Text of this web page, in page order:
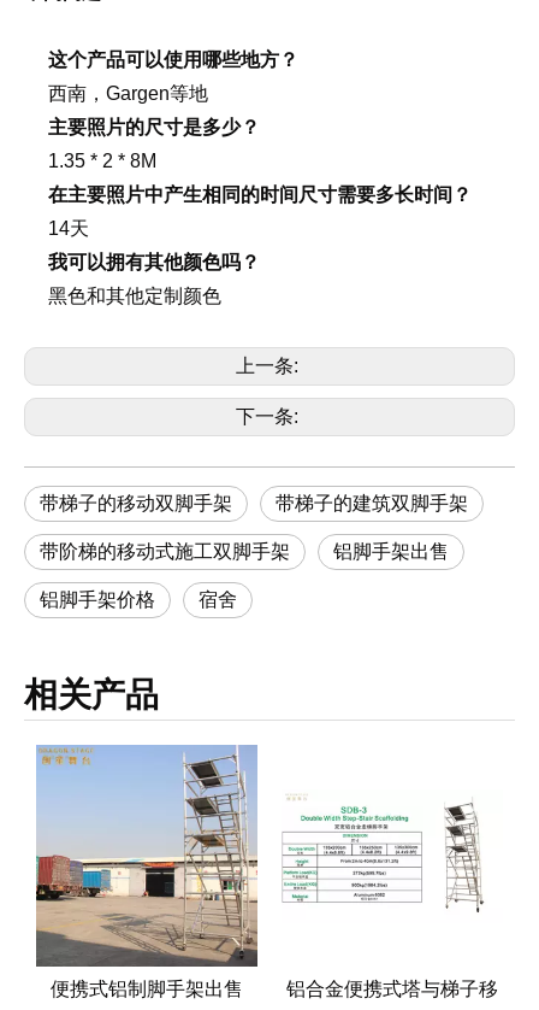
这个产品可以使用哪些地方？
西南，Gargen等地
主要照片的尺寸是多少？
1.35 * 2 * 8M
在主要照片中产生相同的时间尺寸需要多长时间？
14天
我可以拥有其他颜色吗？
黑色和其他定制颜色
上一条:
下一条:
带梯子的移动双脚手架 带梯子的建筑双脚手架
带阶梯的移动式施工双脚手架 铝脚手架出售
铝脚手架价格 宿舍
相关产品
便携式铝制脚手架出售
铝合金便携式塔与梯子移